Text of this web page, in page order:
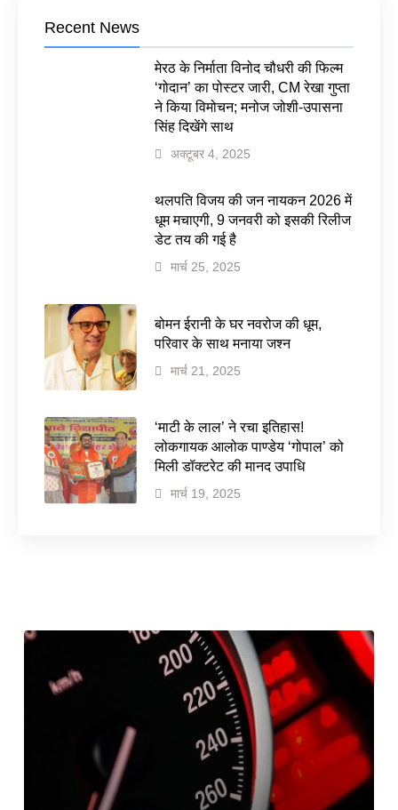
Recent News
मेरठ के निर्माता विनोद चौधरी की फिल्म
‘गोदान’ का पोस्टर जारी, CM रेखा गुप्ता
ने किया विमोचन; मनोज जोशी-उपासना
सिंह दिखेंगे साथ
अक्टूबर 4, 2025
थलपति विजय की जन नायकन 2026 में
धूम मचाएगी, 9 जनवरी को इसकी रिलीज
डेट तय की गई है
मार्च 25, 2025
बोमन ईरानी के घर नवरोज की धूम,
परिवार के साथ मनाया जश्न
मार्च 21, 2025
‘माटी के लाल’ ने रचा इतिहास!
लोकगायक आलोक पाण्डेय ‘गोपाल’ को
मिली डॉक्टरेट की मानद उपाधि
मार्च 19, 2025